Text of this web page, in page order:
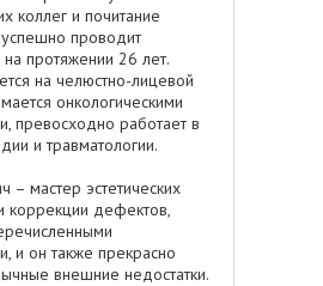
коллег и почитание
проводит
протяжении 26 лет.
на челюстно-лицевой
онкологическими
превосходно работает в
и травматологии.
– мастер эстетических
коррекции дефектов,
и он также прекрасно
внешние недостатки.